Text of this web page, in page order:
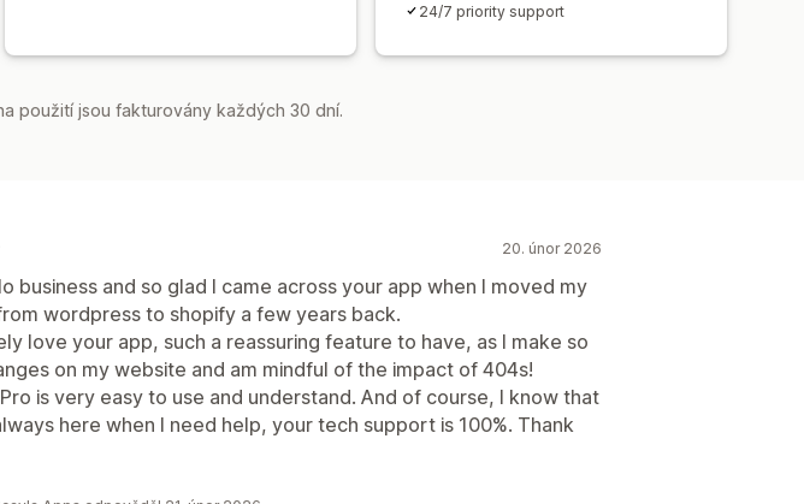
24/7 priority support
použití jsou fakturovány každých 30 dní.
20. únor 2026
business and so glad I came across your app when I moved my
wordpress to shopify a few years back.
love your app, such a reassuring feature to have, as I make so
on my website and am mindful of the impact of 404s!
is very easy to use and understand. And of course, I know that
here when I need help, your tech support is 100%. Thank